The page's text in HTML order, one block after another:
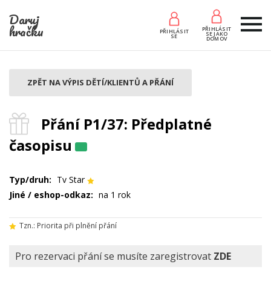
Daruj
hračku PŘIHLÁSIT
SE
PŘIHLÁSIT
SE JAKO
DOMOV
Přání P1/37: Předplatné
časopisu
ZPĚT NA VÝPIS DĚTÍ/KLIENTŮ A PŘÁNÍ
Typ/druh: Tv Star
Jiné / eshop-odkaz: na 1 rok
Tzn.: Priorita při plnění přání
Pro rezervaci přání se musíte zaregistrovat ZDE